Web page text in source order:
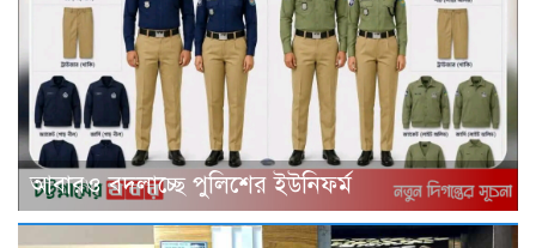
আবারও বদলাচ্ছে পুলিশের ইউনিফর্ম